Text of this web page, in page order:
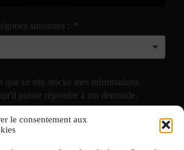
le consentement aux
suivantes :
que ce site stocke mes informations
puisse répondre à ma demande.
vos e-mails et confirme avoir pris